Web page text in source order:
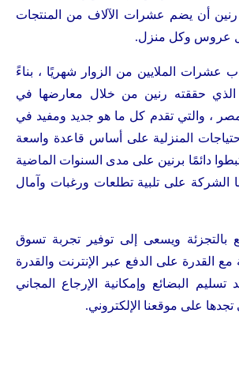
رنين أن يضم عشرات الآلاف من المنتجات
عروس وكل منزل.
عشرات الملايين من الزوار شهريًا ، بناءً
الذي حققته رنين من خلال معارضها في
، والتي تقدم كل ما هو جديد ومفيد في
المنزلية على أساس قاعدة واسعة
دائمًا برنين على مدى السنوات الماضية
الشركة على تلبية تطلعات ورغبات وآمال
بالتجزئة ويسعى إلى توفير تجربة تسوق
القدرة على الدفع عبر الإنترنت والقدرة
تسليم البضائع وإمكانية الإرجاع المجاني
تجدها على موقعنا الإلكتروني.